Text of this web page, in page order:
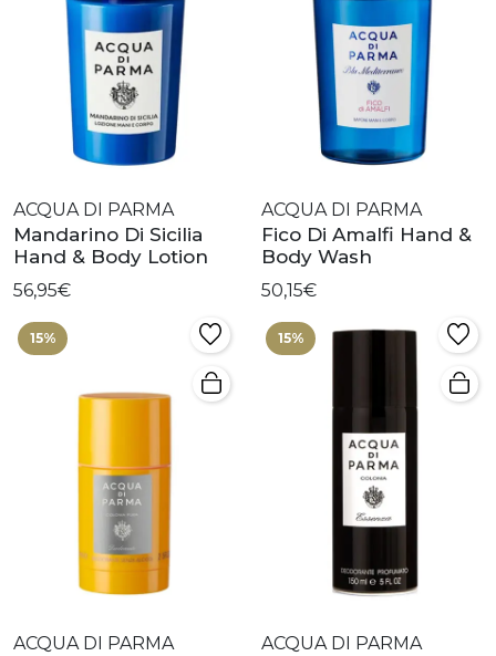
ACQUA DI PARMA
Mandarino Di Sicilia
Hand & Body Lotion
56,95€
ACQUA DI PARMA
Fico Di Amalfi Hand &
Body Wash
50,15€
15%
ACQUA DI PARMA
15%
ACQUA DI PARMA